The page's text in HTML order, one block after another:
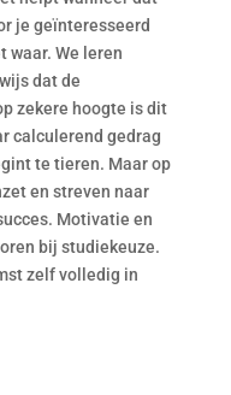
je geïnteresseerd
waar. We leren
dat de
zekere hoogte is dit
calculerend gedrag
te tieren. Maar op
en streven naar
Motivatie en
bij studiekeuze.
zelf volledig in